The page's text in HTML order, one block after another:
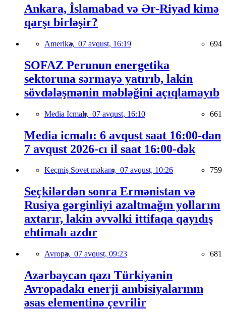
Ankara, İslamabad və Ər-Riyad kimə
qarşı birləşir?
Amerika, 07 avqust, 16:19 694
SOFAZ Perunun energetika
sektoruna sərmayə yatırıb, lakin
sövdələşmənin məbləğini açıqlamayıb
Media İcmalı, 07 avqust, 16:10 661
Media icmalı: 6 avqust saat 16:00-dan
7 avqust 2026-cı il saat 16:00-dək
Keçmiş Sovet məkanı, 07 avqust, 10:26 759
Seçkilərdən sonra Ermənistan və
Rusiya gərginliyi azaltmağın yollarını
axtarır, lakin əvvəlki ittifaqa qayıdış
ehtimalı azdır
Avropa, 07 avqust, 09:23 681
Azərbaycan qazı Türkiyənin
Avropadakı enerji ambisiyalarının
əsas elementinə çevrilir